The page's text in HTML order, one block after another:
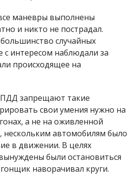
маневры выполнены
и никто не пострадал.
случайных
с интересом наблюдали за
происходящее на
запрещают такие
свои умения нужно на
а не на оживленной
нескольким автомобилям было
в движении. В целях
были остановиться
наворачивал круги.